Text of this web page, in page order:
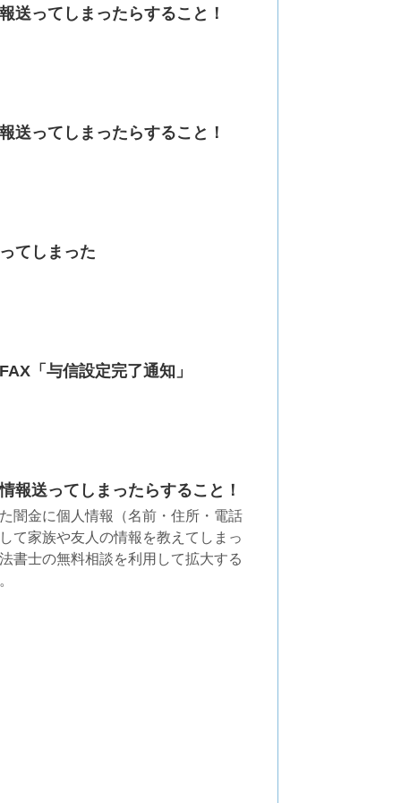
送ってしまったらすること！
送ってしまったらすること！
てしまった
「与信設定完了通知」
報送ってしまったらすること！
闇金に個人情報（名前・住所・電話
て家族や友人の情報を教えてしまっ
書士の無料相談を利用して拡大する